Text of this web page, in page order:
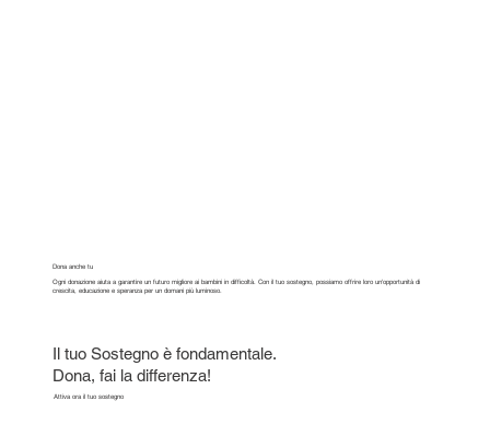
Dona anche tu
Il tuo Sostegno è fondamentale.
Dona, fai la differenza!
Ogni donazione aiuta a garantire un futuro migliore ai bambini in difficoltà. Con il tuo sostegno, possiamo offrire loro un'opportunità di
crescita, educazione e speranza per un domani più luminoso.
Attiva ora il tuo sostegno